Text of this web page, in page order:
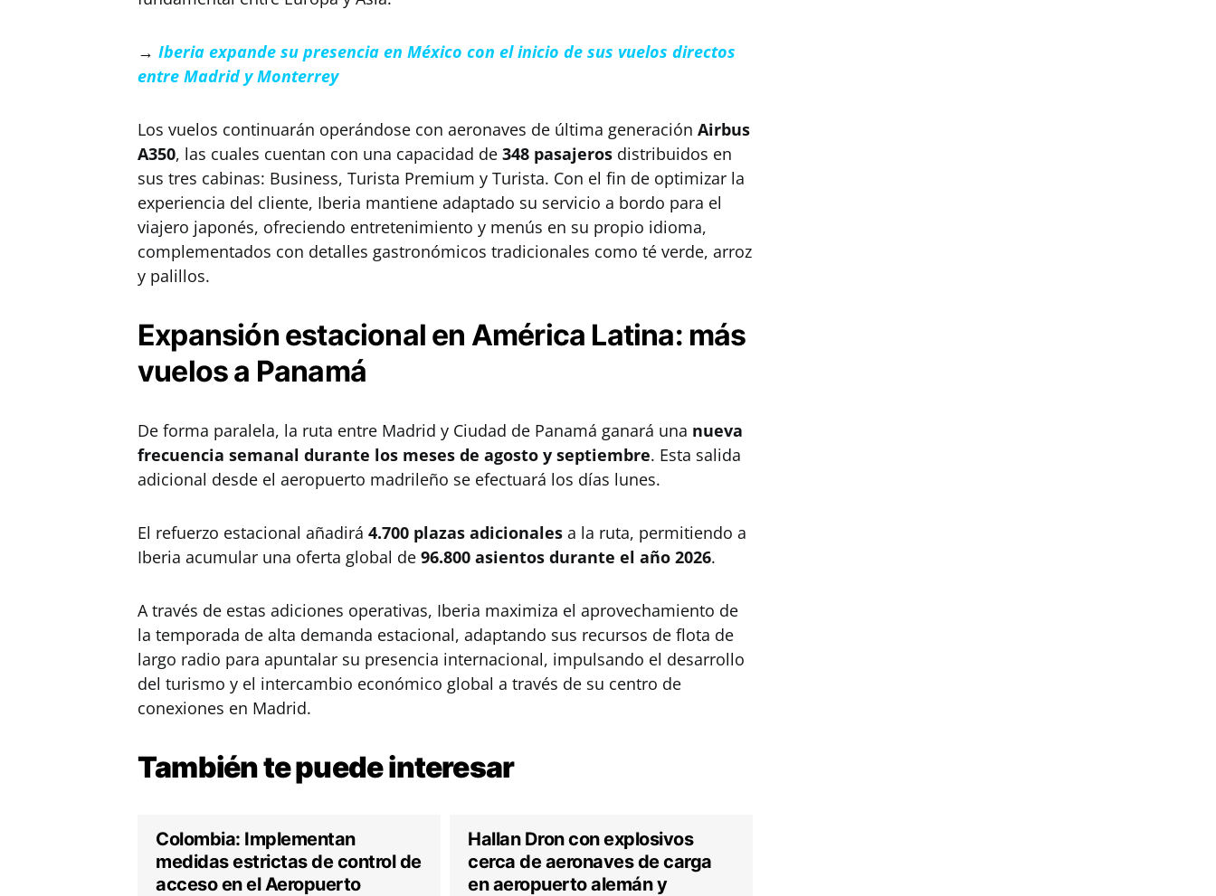
→ Iberia expande su presencia en México con el inicio de sus vuelos directos
entre Madrid y Monterrey
Los vuelos continuarán operándose con aeronaves de última generación Airbus
A350, las cuales cuentan con una capacidad de 348 pasajeros distribuidos en
sus tres cabinas: Business, Turista Premium y Turista. Con el fin de optimizar la
experiencia del cliente, Iberia mantiene adaptado su servicio a bordo para el
viajero japonés, ofreciendo entretenimiento y menús en su propio idioma,
complementados con detalles gastronómicos tradicionales como té verde, arroz
y palillos.
Expansión estacional en América Latina: más
vuelos a Panamá
De forma paralela, la ruta entre Madrid y Ciudad de Panamá ganará una nueva
frecuencia semanal durante los meses de agosto y septiembre. Esta salida
adicional desde el aeropuerto madrileño se efectuará los días lunes.
El refuerzo estacional añadirá 4.700 plazas adicionales a la ruta, permitiendo a
Iberia acumular una oferta global de 96.800 asientos durante el año 2026.
A través de estas adiciones operativas, Iberia maximiza el aprovechamiento de
la temporada de alta demanda estacional, adaptando sus recursos de flota de
largo radio para apuntalar su presencia internacional, impulsando el desarrollo
del turismo y el intercambio económico global a través de su centro de
conexiones en Madrid.
También te puedeinteresar
Colombia: Implementan
medidas estrictas de control de
acceso en el Aeropuerto
Hallan Dron con explosivos
cerca de aeronaves de carga
en aeropuerto alemán y